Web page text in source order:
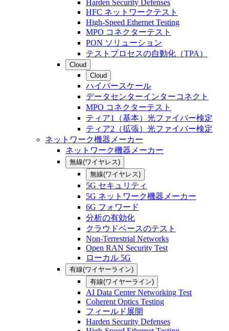
Harden Security Defenses
HFC ネットワークテスト
High-Speed Ethernet Testing
MPO コネクターテスト
PON ソリューション
テストプロセスの自動化（TPA）
Cloud
Cloud
ハイパースケール
データセンターインターコネクト
MPO コネクターテスト
ティア1（基本）光ファイバー検定
ティア2（拡張）光ファイバー検定
ネットワーク機器メーカー
ネットワーク機器メーカー
無線(ワイヤレス)
無線(ワイヤレス)
5G セキュリティ
5G ネットワーク機器メーカー
6G フォワード
分析の有効化
クラウドベースのテスト
Non-Terrestrial Networks
Open RAN Security Test
ローカル 5G
有線(ワイヤーライン)
有線(ワイヤーライン)
AI Data Center Networking Test
Coherent Optics Testing
フィールド展開
Harden Security Defenses